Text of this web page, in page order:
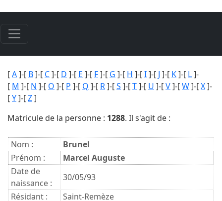
[A]-[ B]-[ C]-[ D ]-[ E ]-[ F]-[ G ]-[ H ]-[I]-[ J ]-[ K]-[ L]-
[ M ]-[ N ]-[ O ]-[ P ]-[ Q ]-[ R]-[S ]-[T]-[ U ]-[V]-[W]-[X]-
[Y]-[Z]
Matricule de la personne : 1288. Il s'agit de :
Nom :
Brunel
Prénom :
Marcel Auguste
Date de
naissance :
30/05/93
Résidant :
Saint-Remèze